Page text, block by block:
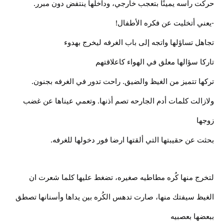
حركت رأسه يمينًا بتعجب خارجي، وداخلها ينتفض دون مبرر.
-يعني أتخليت عن فكره الأطفال!
تجاهل تساؤلها واتجه إلى باب الغرفه ليخرج بهدوء
تاركا سؤالها معلق في الهواء كاعلاقتهم
تركها تتميز من الغيظ والضيق. راحت تدور في الغرفه بجنون.
ولازالت كلمات أدم الجارحه تصم أذنها. وتعمي عيناها عن غضب
زوجها
بحثت عن حقيبتها التي ألقتها ارضا فور دخولها للغرفه.
لتخرج منها كُره مطاطيه صغيره، تضغط عليها كلما شعرت ان
الغيظ سيفتك منها، صارت تدهس الكُره بين يداها وأسنانها تصطق
ببعضها بعصبيه